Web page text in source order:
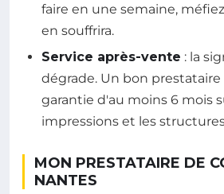
faire en une semaine,
en souffrira.
Service après-vente : la
dégrade. Un bon
garantie d'au moins 6 mois
impressions et les
MON PRESTATAIRE DE
NANTES